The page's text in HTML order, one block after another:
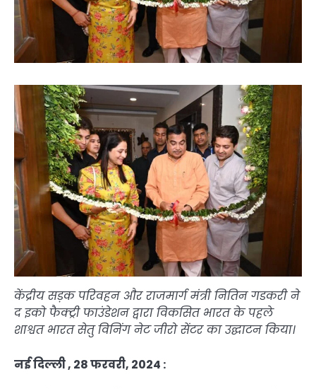
केंद्रीय सड़क परिवहन और राजमार्ग मंत्री नितिन गडकरी ने
द इको फैक्ट्री फाउंडेशन द्वारा विकसित भारत के पहले
शाश्वत भारत सेतु विनिंग नेट जीरो सेंटर का उद्घाटन किया।
नई दिल्ली , 28 फरवरी, 2024 :